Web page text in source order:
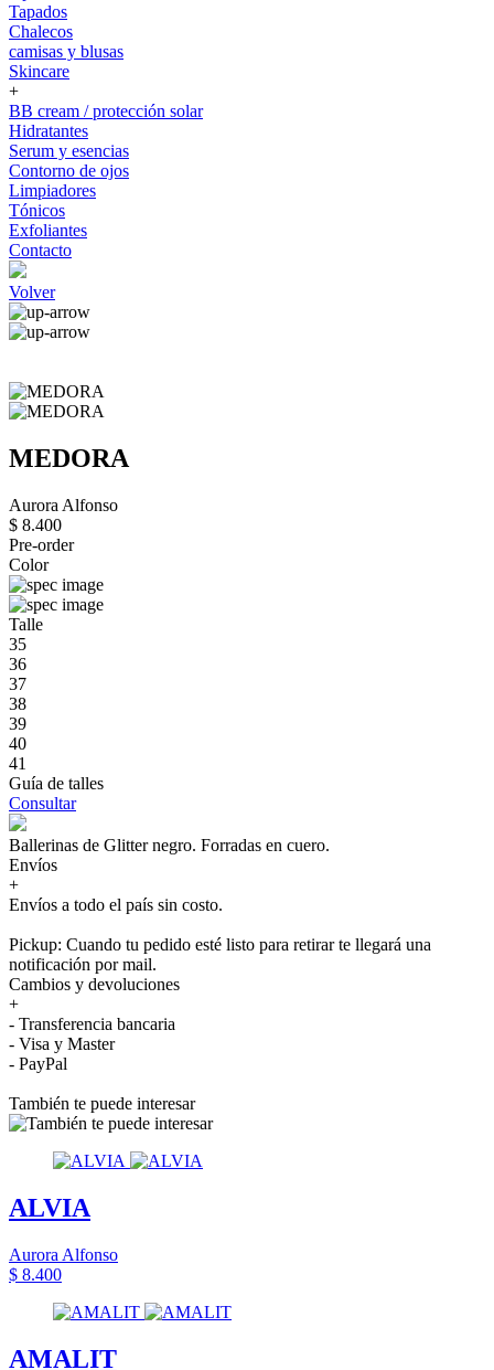
Tapados
Chalecos
camisas y blusas
Skincare
+
BB cream / protección solar
Hidratantes
Serum y esencias
Contorno de ojos
Limpiadores
Tónicos
Exfoliantes
Contacto
Volver
MEDORA
Aurora Alfonso
$ 8.400
Pre-order
Color
Talle
35
36
37
38
39
40
41
Guía de talles
Consultar
Ballerinas de Glitter negro. Forradas en cuero.
Envíos
+
Envíos a todo el país sin costo.
Pickup: Cuando tu pedido esté listo para retirar te llegará una
notificación por mail.
Cambios y devoluciones
+
- Transferencia bancaria
- Visa y Master
- PayPal
También te puede interesar
ALVIA
Aurora Alfonso
$ 8.400
AMALIT